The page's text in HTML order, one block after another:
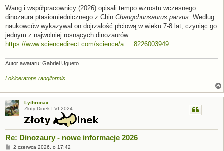
s
Wang i współpracownicy (2026) opisali tempo wzrostu wczesnego
dinozaura ptasiomiednicznego z Chin Changchunsaurus parvus. Według
naukowców wykazywał on dojrzałość płciową w wieku 7-8 lat, czyniąc go
jednym z najwolniej rosnących dinozaurów.
https://www.sciencedirect.com/science/a ... 8226003949
Autor awataru: Gabriel Ugueto
Lokiceratops rangiformis
Lythronax
Złoty Dinek I-VI 2024
Re: Dinozaury - nowe informacje 2026
P2 czerwca 2026, o 17:42